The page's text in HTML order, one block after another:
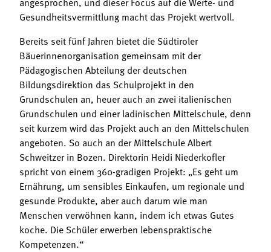
Gesundheitsvermittlung macht das Projekt wertvoll.
Bereits seit fünf Jahren bietet die Südtiroler
Bäuerinnenorganisation gemeinsam mit der
Pädagogischen Abteilung der deutschen
Bildungsdirektion das Schulprojekt in den
Grundschulen an, heuer auch an zwei italienischen
Grundschulen und einer ladinischen Mittelschule, denn
seit kurzem wird das Projekt auch an den Mittelschulen
angeboten. So auch an der Mittelschule Albert
Schweitzer in Bozen. Direktorin Heidi Niederkofler
spricht von einem 360-gradigen Projekt: „Es geht um
Ernährung, um sensibles Einkaufen, um regionale und
gesunde Produkte, aber auch darum wie man
Menschen verwöhnen kann, indem ich etwas Gutes
koche. Die Schüler erwerben lebenspraktische
Kompetenzen.“